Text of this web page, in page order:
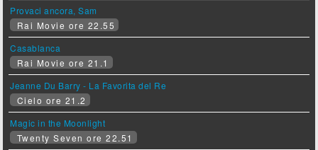
Provaci ancora, Sam
Rai Movie ore 22.55
Casablanca
Rai Movie ore 21.1
Jeanne Du Barry - La Favorita del Re
Cielo ore 21.2
Magic in the Moonlight
Twenty Seven ore 22.51